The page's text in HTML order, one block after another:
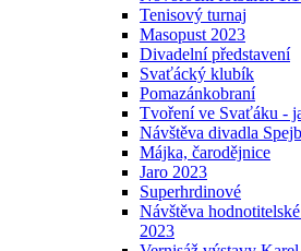
Tenisový turnaj
Masopust 2023
Divadelní představení
Svaťácký klubík
Pomazánkobraní
Tvoření ve Svaťáku -
Návštěva divadla
Májka, čarodějnice
Jaro 2023
Superhrdinové
Návštěva
2023